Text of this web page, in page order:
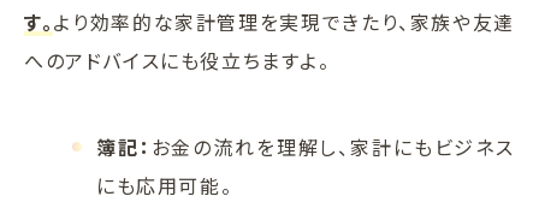
す。より効率的な家計管理を実現できたり、家族や友達
へのアドバイスにも役立ちますよ。
簿記： お金の流れを理解し、家計にもビジネス
にも応用可能。